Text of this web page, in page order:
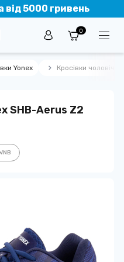
5000 гривень
0
Yonex Кросівки чоловічі
SHB-Aerus Z2